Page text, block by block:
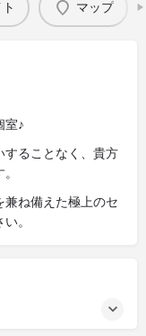
マップ
室♪
することなく、貴方
兼ね備えた極上のセ
。